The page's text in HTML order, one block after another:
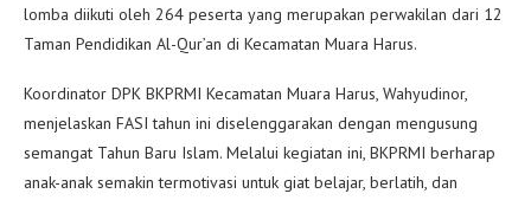
lomba diikuti oleh 264 peserta yang merupakan perwakilan dari 12
Taman Pendidikan Al-Qur’an di Kecamatan Muara Harus.
Koordinator DPK BKPRMI Kecamatan Muara Harus, Wahyudinor,
menjelaskan FASI tahun ini diselenggarakan dengan mengusung
semangat Tahun Baru Islam. Melalui kegiatan ini, BKPRMI berharap
anak-anak semakin termotivasi untuk giat belajar, berlatih, dan